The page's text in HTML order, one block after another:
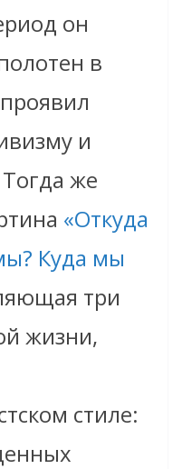
он
в
и
же
«Откуда
Куда мы
три
жизни,
стиле: